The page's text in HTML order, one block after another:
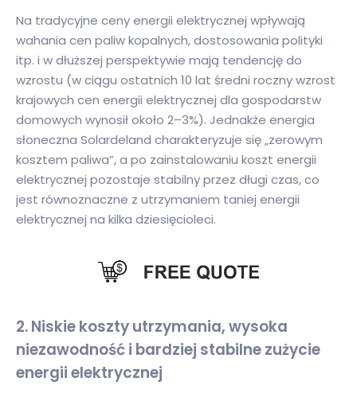
Na tradycyjne ceny energii elektrycznej wpływają
wahania cen paliw kopalnych, dostosowania polityki
itp. i w dłuższej perspektywie mają tendencję do
wzrostu (w ciągu ostatnich 10 lat średni roczny wzrost
krajowych cen energii elektrycznej dla gospodarstw
domowych wynosił około 2–3%). Jednakże energia
słoneczna Solardeland charakteryzuje się „zerowym
kosztem paliwa”, a po zainstalowaniu koszt energii
elektrycznej pozostaje stabilny przez długi czas, co
jest równoznaczne z utrzymaniem taniej energii
elektrycznej na kilka dziesięcioleci.
2. Niskie koszty utrzymania, wysoka
niezawodność i bardziej stabilne zużycie
energii elektrycznej